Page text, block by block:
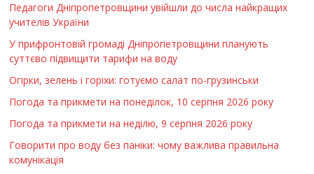
Педагоги Дніпропетровщини увійшли до числа найкращих
учителів України
У прифронтовій громаді Дніпропетровщини планують
суттєво підвищити тарифи на воду
Огірки, зелень і горіхи: готуємо салат по-грузинськи
Погода та прикмети на понеділок, 10 серпня 2026 року
Погода та прикмети на неділю, 9 серпня 2026 року
Говорити про воду без паніки: чому важлива правильна
комунікація